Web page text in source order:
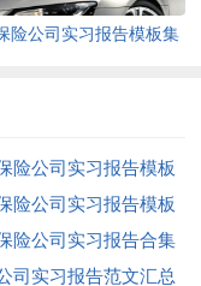
险公司实习报告模板集
险公司实习报告模板
险公司实习报告模板
险公司实习报告合集
司实习报告范文汇总